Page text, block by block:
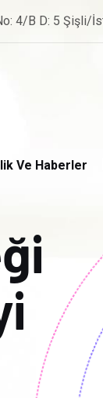
4/B D: 5 Şişli/
Ve Haberler